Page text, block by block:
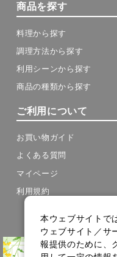
商品を探す
料理から探す
調理方法から探す
利用シーンから探す
商品の種類から探す
ご利用について
お買い物ガイド
よくある質問
マイページ
利用規約
本ウェブサイトで
ウェブサイト／サ
報提供のために、